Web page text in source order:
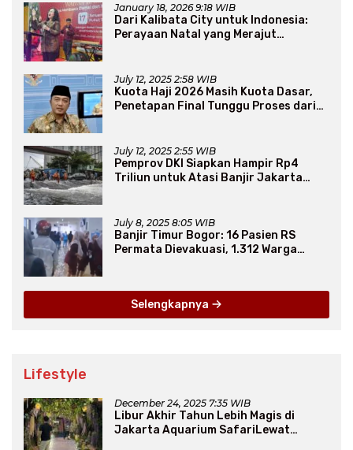
January 18, 2026 9:18 WIB
Dari Kalibata City untuk Indonesia:
Perayaan Natal yang Merajut
July 12, 2025 2:58 WIB
Kuota Haji 2026 Masih Kuota Dasar,
Penetapan Final Tunggu Proses dari
July 12, 2025 2:55 WIB
Pemprov DKI Siapkan Hampir Rp4
Triliun untuk Atasi Banjir Jakarta
July 8, 2025 8:05 WIB
Banjir Timur Bogor: 16 Pasien RS
Permata Dievakuasi, 1.312 Warga
Selengkapnya
Lifestyle
December 24, 2025 7:35 WIB
Libur Akhir Tahun Lebih Magis di
Jakarta Aquarium SafariLewat